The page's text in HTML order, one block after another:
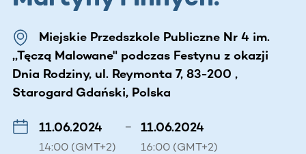
Miejskie Przedszkole Publiczne Nr 4 im.
,,Tęczą Malowane" podczas Festynu z okazji
Dnia Rodziny, ul. Reymonta 7, 83-200 ,
Starogard Gdański, Polska
11.06.2024
14:00 (GMT+2)
– 11.06.2024
16:00 (GMT+2)